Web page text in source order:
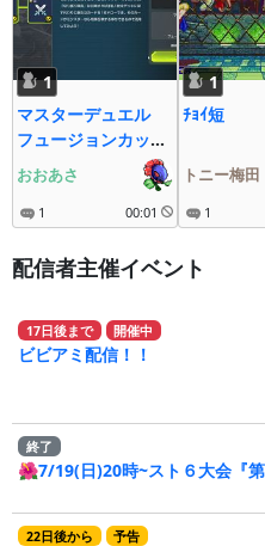
1
マスターデュエル
フュージョンカップ
地縛
おおあさ
1 00:01
1
ﾁｮｲ短
トニー梅田
1
配信者主催イベント
17日後まで 開催中
ビビアミ配信！！
終了
🌺7/19(日)20時~スト６大会『
22日後から 予告